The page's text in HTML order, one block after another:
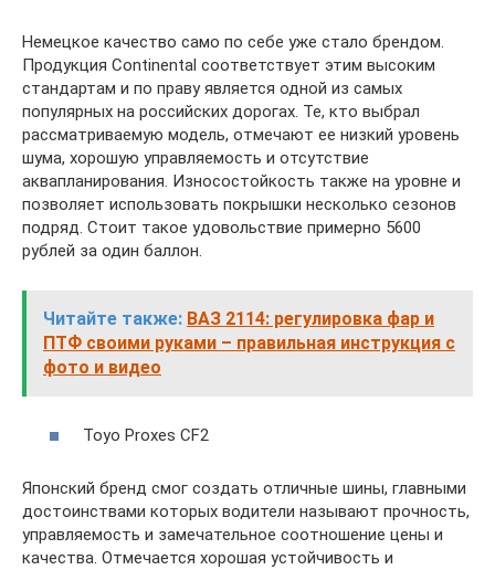
Немецкое качество само по себе уже стало брендом.
Продукция Continental соответствует этим высоким
стандартам и по праву является одной из самых
популярных на российских дорогах. Те, кто выбрал
рассматриваемую модель, отмечают ее низкий уровень
шума, хорошую управляемость и отсутствие
аквапланирования. Износостойкость также на уровне и
позволяет использовать покрышки несколько сезонов
подряд. Стоит такое удовольствие примерно 5600
рублей за один баллон.
Читайте также: ВАЗ 2114: регулировка фар и
ПТФ своими руками – правильная инструкция с
фото и видео
Toyo Proxes CF2
Японский бренд смог создать отличные шины, главными
достоинствами которых водители называют прочность,
управляемость и замечательное соотношение цены и
качества. Отмечается хорошая устойчивость и